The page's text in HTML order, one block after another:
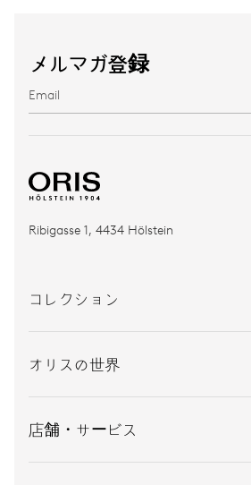
メルマガ登録
Ribigasse 1, 4434 Hölstein
コレクション
オリスの世界
店舗・サービス